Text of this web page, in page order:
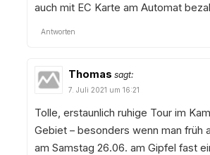
auch mit EC Karte am Automat
Antworten
Thomas sagt:
7. Juli 2021 um 16:21
Tolle, erstaunlich ruhige Tour im
Gebiet – besonders wenn man früh
am Samstag 26.06. am Gipfel fast